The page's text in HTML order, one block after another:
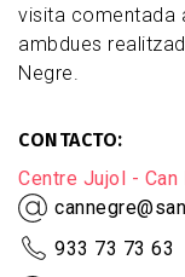
visita comentada
ambdues
Negre.
CONTACTO
Centre Jujol - Can
933 73 73 63